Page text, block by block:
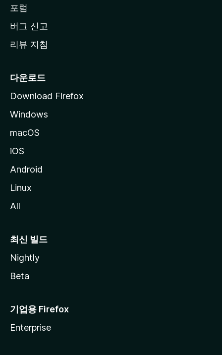
동
포럼
버그 신고
리뷰 지침
다운로드
Download Firefox
Windows
macOS
iOS
Android
Linux
All
최신 빌드
Nightly
Beta
기업용 Firefox
Enterprise